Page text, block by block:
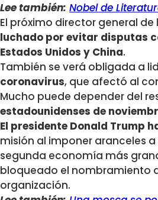
Lee también: Nobel de
El próximo director general
luchado por evitar disputas
Estados Unidos y China.
También se verá obligada a
coronavirus, que afectó al
Mucho puede depender del
estadounidenses de
El presidente Donald Trump
misión al imponer aranceles
segunda economía más
bloqueado el nombramiento
organización.